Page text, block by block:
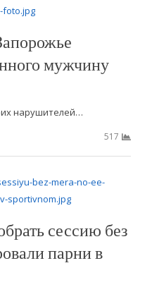
мужчину
нарушителей…
517
сессию без
парни в